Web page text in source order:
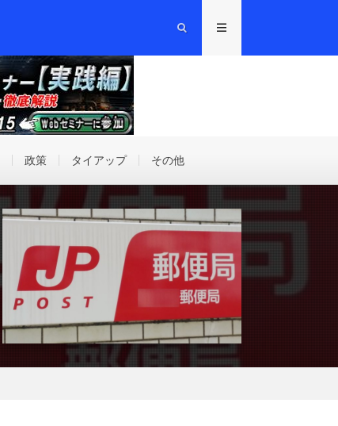
政策 タイアップ その他